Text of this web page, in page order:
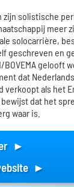
zijn solistische
meer
solocarrière,
geschreven en
BOVEMA gelooft
dat
verkoopt als het
dat het
waar is.
►
►